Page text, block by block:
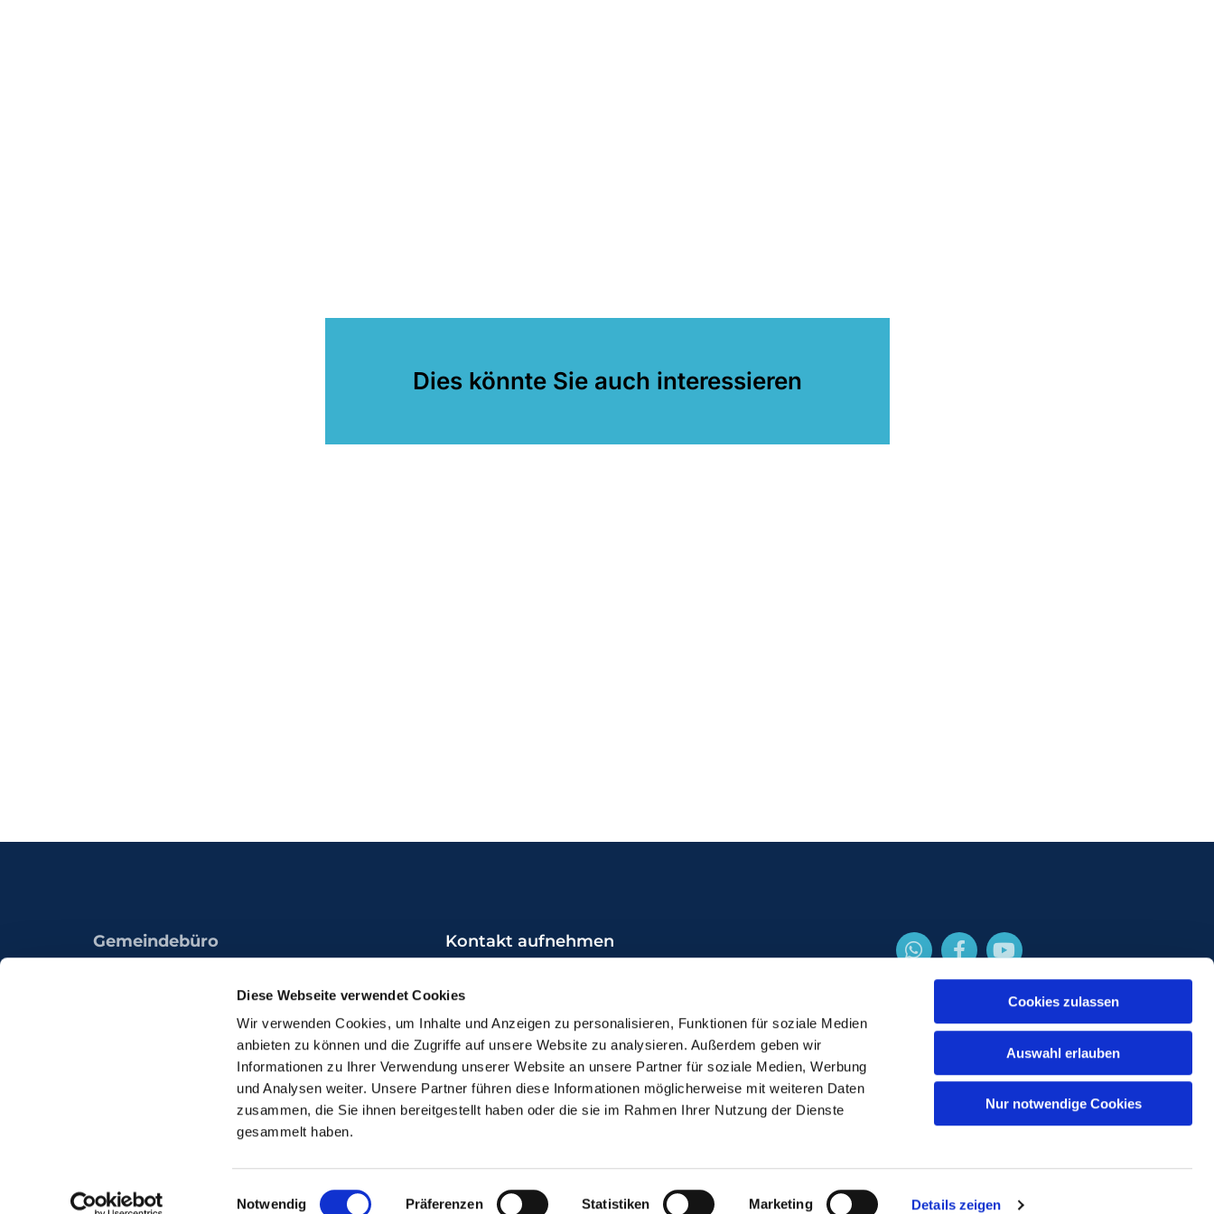
Diese Webseite verwendet Cookies
Wir verwenden Cookies, um Inhalte und Anzeigen zu personalisieren, Funktionen für soziale Medien
anbieten zu können und die Zugriffe auf unsere Website zu analysieren. Außerdem geben wir
Informationen zu Ihrer Verwendung unserer Website an unsere Partner für soziale Medien, Werbung
und Analysen weiter. Unsere Partner führen diese Informationen möglicherweise mit weiteren Daten
zusammen, die Sie ihnen bereitgestellt haben oder die sie im Rahmen Ihrer Nutzung der Dienste
gesammelt haben.
Einwilligungsauswahl
Notwendig Präferenzen Statistiken Marketing Details zeigen
Cookies zulassen
Auswahl erlauben
Nur notwendige Cookies
Dies könnte Sie auch interessieren
Gemeindebüro
Kontakt aufnehmen
do-kg-brambauer@ekkdo.de